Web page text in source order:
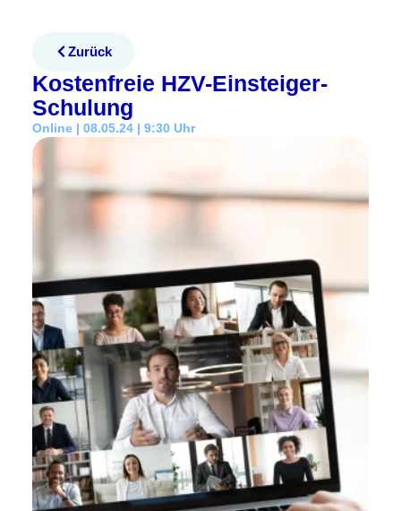
Zurück
Kostenfreie HZV-Einsteiger-
Schulung
Online | 08.05.24 | 9:30 Uhr